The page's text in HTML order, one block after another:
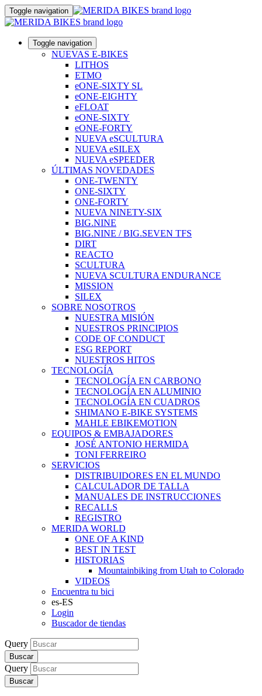
Toggle navigation
Toggle navigation
NUEVAS E-BIKES
LITHOS
ETMO
eONE-SIXTY SL
eONE-EIGHTY
eFLOAT
eONE-SIXTY
eONE-FORTY
NUEVA eSCULTURA
NUEVA eSILEX
NUEVA eSPEEDER
ÚLTIMAS NOVEDADES
ONE-TWENTY
ONE-SIXTY
ONE-FORTY
NUEVA NINETY-SIX
BIG.NINE
BIG.NINE / BIG.SEVEN TFS
DIRT
REACTO
SCULTURA
NUEVA SCULTURA ENDURANCE
MISSION
SILEX
SOBRE NOSOTROS
NUESTRA MISIÓN
NUESTROS PRINCIPIOS
CODE OF CONDUCT
ESG REPORT
NUESTROS HITOS
TECNOLOGÍA
TECNOLOGÍA EN CARBONO
TECNOLOGÍA EN ALUMINIO
TECNOLOGÍA EN CUADROS
SHIMANO E-BIKE SYSTEMS
MAHLE EBIKEMOTION
EQUIPOS & EMBAJADORES
JOSÉ ANTONIO HERMIDA
TONI FERREIRO
SERVICIOS
DISTRIBUIDORES EN EL MUNDO
CALCULADOR DE TALLA
MANUALES DE INSTRUCCIONES
RECALLS
REGISTRO
MERIDA WORLD
ONE OF A KIND
BEST IN TEST
HISTORIAS
Mountainbiking from Utah to Colorado
VIDEOS
Encuentra tu bici
es-ES
Login
Buscador de tiendas
Query
Buscar
Query
Buscar